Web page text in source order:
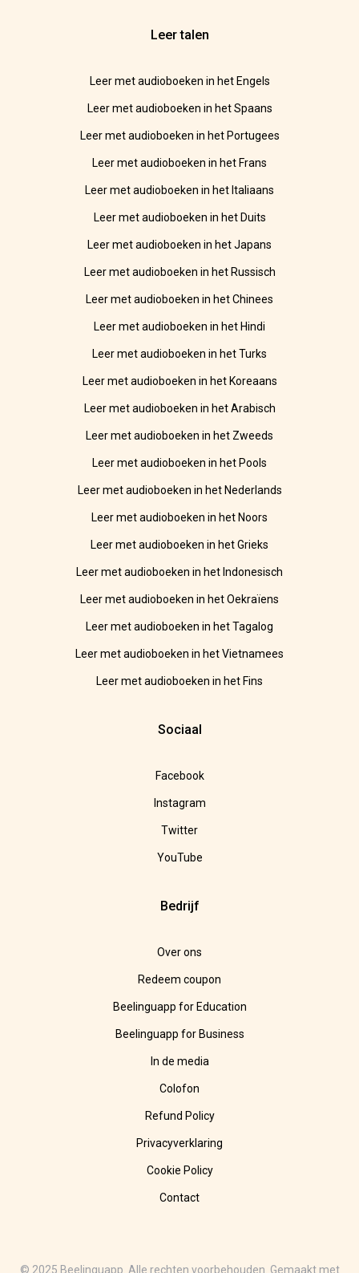
Leer talen
Leer met audioboeken in het Engels
Leer met audioboeken in het Spaans
Leer met audioboeken in het Portugees
Leer met audioboeken in het Frans
Leer met audioboeken in het Italiaans
Leer met audioboeken in het Duits
Leer met audioboeken in het Japans
Leer met audioboeken in het Russisch
Leer met audioboeken in het Chinees
Leer met audioboeken in het Hindi
Leer met audioboeken in het Turks
Leer met audioboeken in het Koreaans
Leer met audioboeken in het Arabisch
Leer met audioboeken in het Zweeds
Leer met audioboeken in het Pools
Leer met audioboeken in het Nederlands
Leer met audioboeken in het Noors
Leer met audioboeken in het Grieks
Leer met audioboeken in het Indonesisch
Leer met audioboeken in het Oekraïens
Leer met audioboeken in het Tagalog
Leer met audioboeken in het Vietnamees
Leer met audioboeken in het Fins
Sociaal
Facebook
Instagram
Twitter
YouTube
Bedrijf
Over ons
Redeem coupon
Beelinguapp for Education
Beelinguapp for Business
In de media
Colofon
Refund Policy
Privacyverklaring
Cookie Policy
Contact
© 2025 Beelinguapp. Alle rechten voorbehouden. Gemaakt met